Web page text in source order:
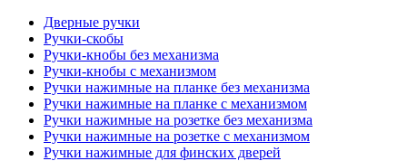
Дверные ручки
Ручки-скобы
Ручки-кнобы без механизма
Ручки-кнобы с механизмом
Ручки нажимные на планке без механизма
Ручки нажимные на планке с механизмом
Ручки нажимные на розетке без механизма
Ручки нажимные на розетке с механизмом
Ручки нажимные для финских дверей